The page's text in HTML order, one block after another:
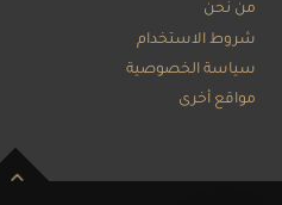
من نحن
شروط الاستخدام
سياسة الخصوصية
مواقع أخرى